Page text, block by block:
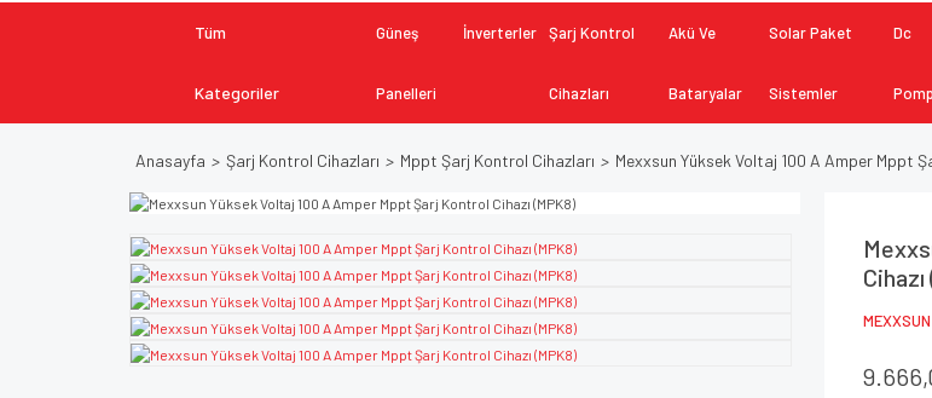
Tüm
Kategoriler
Güneş
Panelleri
İnverterler Şarj Kontrol
Cihazları
Akü Ve
Bataryalar
Solar Paket
Sistemler
Dc
Anasayfa Şarj Kontrol Cihazları Mppt Şarj Kontrol Cihazları Mexxsun Yüksek Voltaj 100 A Amper Mppt
MEXXSUN